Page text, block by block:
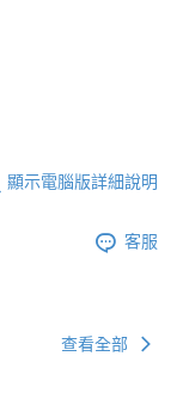
顯示電腦版詳細說明
客服
查看全部